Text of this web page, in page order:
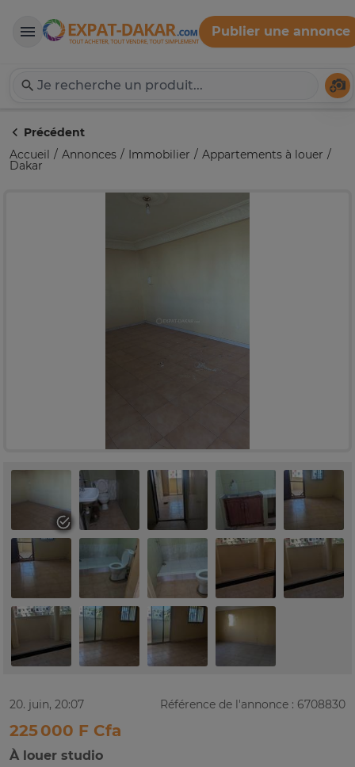
Expat-Dakar
Publier une annonce
Précédent
Accueil
Annonces Immobilier Appartements à louer
Dakar
20. juin, 20:07 Référence de l'annonce : 6708830
225 000 F Cfa
À louer studio